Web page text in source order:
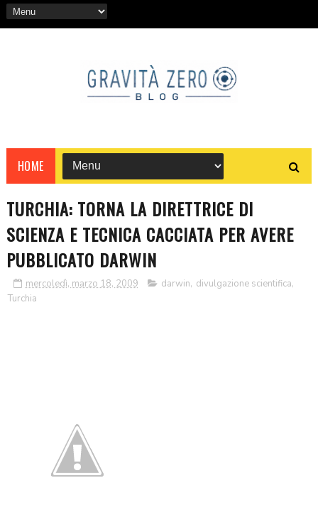
HOME
TURCHIA: TORNA LA DIRETTRICE DI
SCIENZA E TECNICA CACCIATA PER AVERE
PUBBLICATO DARWIN
mercoledì, marzo 18, 2009 darwin, divulgazione scientifica,
Turchia